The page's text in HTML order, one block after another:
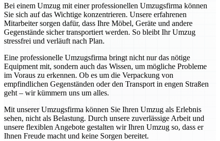
Bei einem Umzug mit einer professionellen Umzugsfirma können
Sie sich auf das Wichtige konzentrieren. Unsere erfahrenen
Mitarbeiter sorgen dafür, dass Ihre Möbel, Geräte und andere
Gegenstände sicher transportiert werden. So bleibt Ihr Umzug
stressfrei und verläuft nach Plan.
Eine professionelle Umzugsfirma bringt nicht nur das nötige
Equipment mit, sondern auch das Wissen, um mögliche Probleme
im Voraus zu erkennen. Ob es um die Verpackung von
empfindlichen Gegenständen oder den Transport in engen Straßen
geht – wir kümmern uns um alles.
Mit unserer Umzugsfirma können Sie Ihren Umzug als Erlebnis
sehen, nicht als Belastung. Durch unsere zuverlässige Arbeit und
unsere flexiblen Angebote gestalten wir Ihren Umzug so, dass er
Ihnen Freude macht und keine Sorgen bereitet.